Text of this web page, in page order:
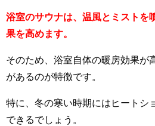
浴室のサウナは、温風とミストを
果を高めます。
そのため、浴室自体の暖房効果が
があるのが特徴です。
特に、冬の寒い時期にはヒートシ
できるでしょう。